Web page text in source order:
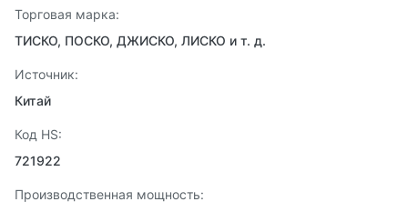
Торговая марка:
ТИСКО, ПОСКО, ДЖИСКО, ЛИСКО и т. д.
Источник:
Китай
Код HS:
721922
Производственная мощность: